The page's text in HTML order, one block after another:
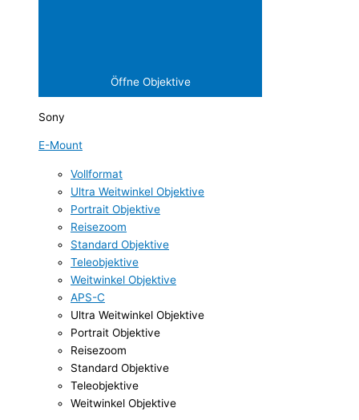
Öffne Objektive
Sony
E-Mount
Vollformat
Ultra Weitwinkel Objektive
Portrait Objektive
Reisezoom
Standard Objektive
Teleobjektive
Weitwinkel Objektive
APS-C
Ultra Weitwinkel Objektive
Portrait Objektive
Reisezoom
Standard Objektive
Teleobjektive
Weitwinkel Objektive